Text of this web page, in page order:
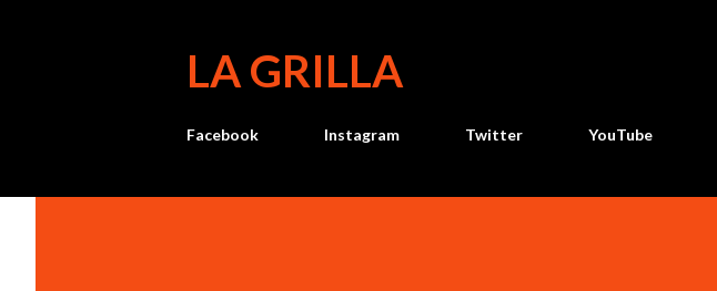
LA GRILLA
Facebook Instagram Twitter YouTube